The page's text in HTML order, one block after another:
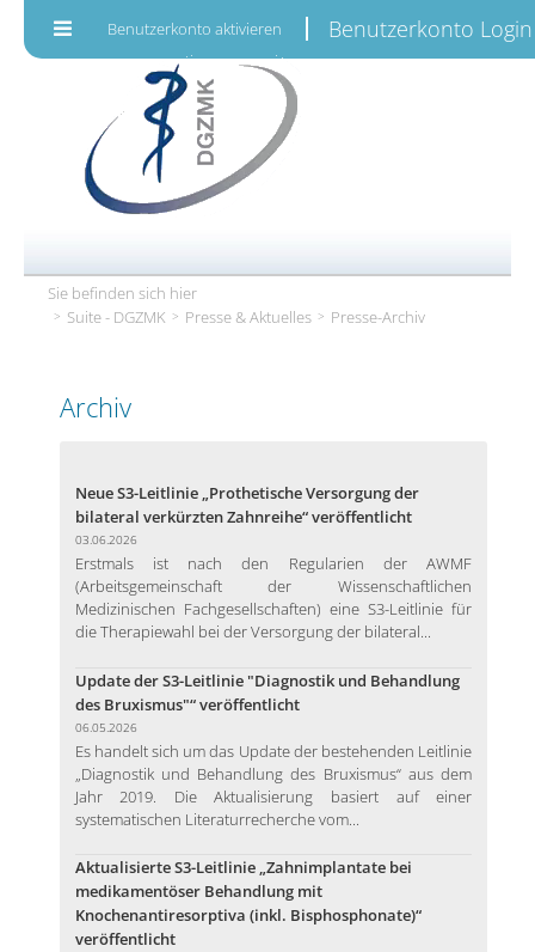
Benutzerkonto aktivieren Benutzerkonto Login
Sie befinden sich hier
Suite - DGZMK
Presse & Aktuelles Presse-Archiv
Archiv
Neue S3-Leitlinie „Prothetische Versorgung der
bilateral verkürzten Zahnreihe“ veröffentlicht
03.06.2026
Erstmals ist nach den Regularien der AWMF
(Arbeitsgemeinschaft der Wissenschaftlichen
Medizinischen Fachgesellschaften) eine S3-Leitlinie für
die Therapiewahl bei der Versorgung der bilateral...
Update der S3-Leitlinie "Diagnostik und Behandlung
des Bruxismus"“ veröffentlicht
06.05.2026
Es handelt sich um das Update der bestehenden Leitlinie
„Diagnostik und Behandlung des Bruxismus“ aus dem
Jahr 2019. Die Aktualisierung basiert auf einer
systematischen Literaturrecherche vom...
Aktualisierte S3-Leitlinie „Zahnimplantate bei
medikamentöser Behandlung mit
Knochenantiresorptiva (inkl. Bisphosphonate)“
veröffentlicht